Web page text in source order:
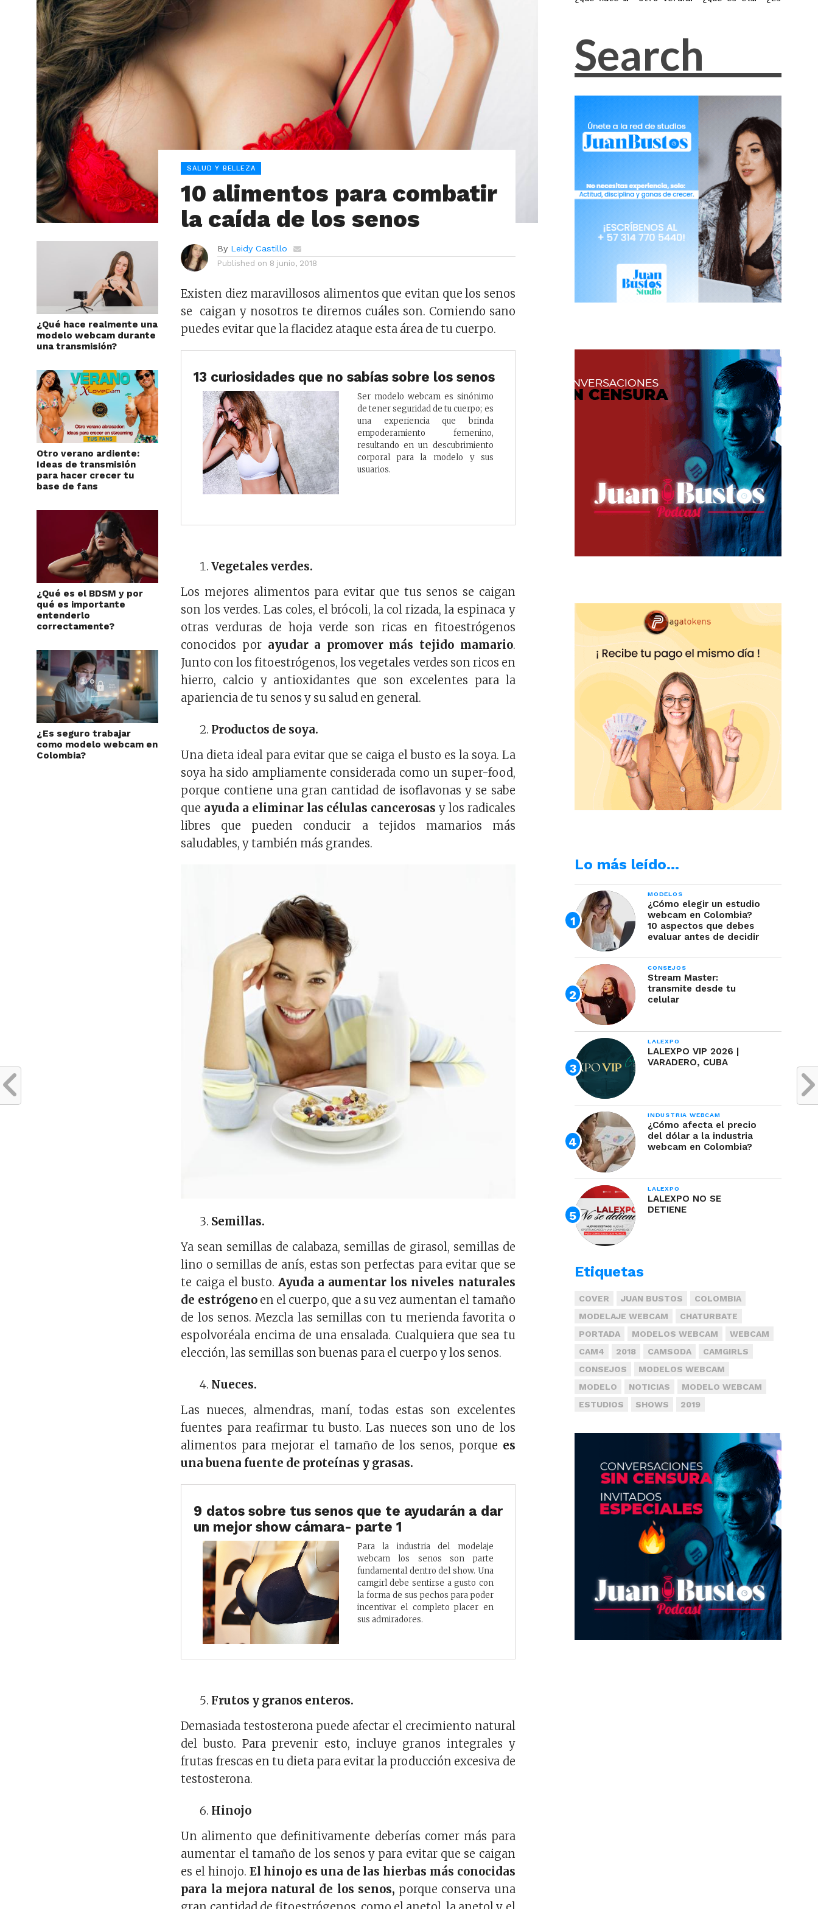
¿Qué hace realmente una
modelo webcam durante
una transmisión?
Otro verano ardiente:
Ideas de transmisión
para hacer crecer tu
base de fans
¿Qué es el BDSM y por
qué es importante
entenderlo
correctamente?
¿Es seguro trabajar
como modelo webcam en
Colombia?
SALUD Y BELLEZA
10 alimentos para combatir
la caída de los senos
By Leidy Castillo
Published on 8 junio, 2018
Existen diez maravillosos alimentos que evitan que los senos
se caigan y nosotros te diremos cuáles son. Comiendo sano
puedes evitar que la flacidez ataque esta área de tu cuerpo.
13 curiosidades que no sabías sobre los senos
Ser modelo webcam es sinónimo
de tener seguridad de tu cuerpo; es
una experiencia que brinda
empoderamiento femenino,
resultando en un descubrimiento
corporal para la modelo y sus
usuarios.
Vegetales verdes.
Los mejores alimentos para evitar que tus senos se caigan
son los verdes. Las coles, el brócoli, la col rizada, la espinaca y
otras verduras de hoja verde son ricas en fitoestrógenos
conocidos por ayudar a promover más tejido mamario.
Junto con los fitoestrógenos, los vegetales verdes son ricos en
hierro, calcio y antioxidantes que son excelentes para la
apariencia de tu senos y su salud en general.
Productos de soya.
Una dieta ideal para evitar que se caiga el busto es la soya. La
soya ha sido ampliamente considerada como un super-food,
porque contiene una gran cantidad de isoflavonas y se sabe
que ayuda a eliminar las células cancerosas y los radicales
libres que pueden conducir a tejidos mamarios más
saludables, y también más grandes.
Semillas.
Ya sean semillas de calabaza, semillas de girasol, semillas de
lino o semillas de anís, estas son perfectas para evitar que se
te caiga el busto. Ayuda a aumentar los niveles naturales
de estrógeno en el cuerpo, que a su vez aumentan el tamaño
de los senos. Mezcla las semillas con tu merienda favorita o
espolvoréala encima de una ensalada. Cualquiera que sea tu
elección, las semillas son buenas para el cuerpo y los senos.
Nueces.
Las nueces, almendras, maní, todas estas son excelentes
fuentes para reafirmar tu busto. Las nueces son uno de los
alimentos para mejorar el tamaño de los senos, porque es
una buena fuente de proteínas y grasas.
9 datos sobre tus senos que te ayudarán a dar
un mejor show cámara- parte 1
Para la industria del modelaje
webcam los senos son parte
fundamental dentro del show. Una
camgirl debe sentirse a gusto con
la forma de sus pechos para poder
incentivar el completo placer en
sus admiradores.
Frutos y granos enteros.
Demasiada testosterona puede afectar el crecimiento natural
del busto. Para prevenir esto, incluye granos integrales y
frutas frescas en tu dieta para evitar la producción excesiva de
testosterona.
Hinojo
Un alimento que definitivamente deberías comer más para
aumentar el tamaño de los senos y para evitar que se caigan
es el hinojo. El hinojo es una de las hierbas más conocidas
para la mejora natural de los senos, porque conserva una
Lo más leído…
MODELOS
¿Cómo elegir un estudio
webcam en Colombia?
10 aspectos que debes
evaluar antes de decidir
CONSEJOS
Stream Master:
transmite desde tu
celular
LALEXPO
LALEXPO VIP 2026 |
VARADERO, CUBA
INDUSTRIA WEBCAM
¿Cómo afecta el precio
del dólar a la industria
webcam en Colombia?
LALEXPO
LALEXPO NO SE
DETIENE
Etiquetas
COVER JUAN BUSTOS
COLOMBIA
MODELAJE WEBCAM
CHATURBATE
PORTADA
MODELOS WEBCAM
WEBCAM
CAM4
2018 CAMSODA
CAMGIRLS
CONSEJOS
MODELOS WEBCAM
MODELO
NOTICIAS
MODELO WEBCAM
ESTUDIOS
SHOWS 2019